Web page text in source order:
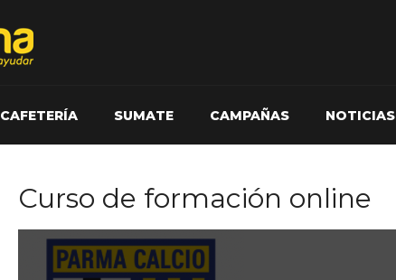
CAFETERÍA SUMATE CAMPAÑAS NOTICIAS
Curso de formación online